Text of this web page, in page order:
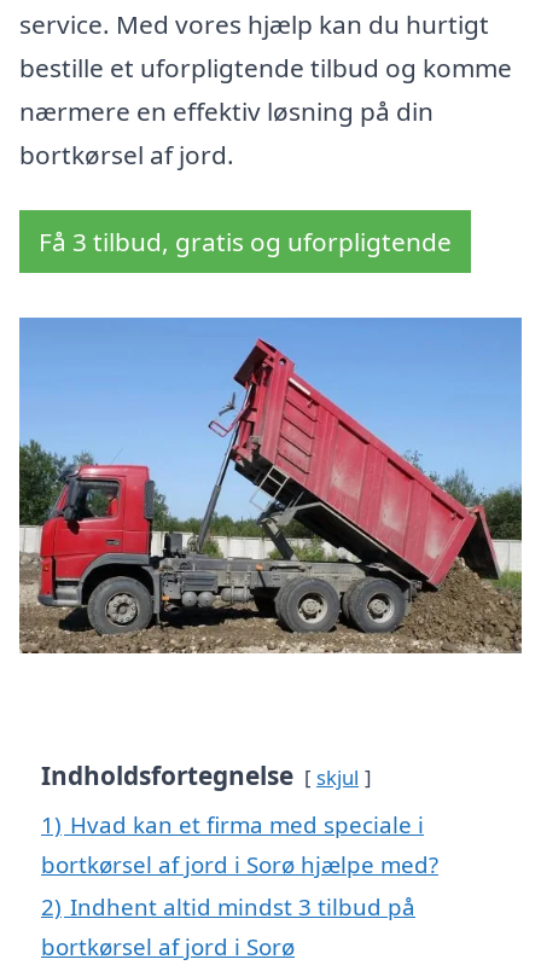
service. Med vores hjælp kan du hurtigt
bestille et uforpligtende tilbud og komme
nærmere en effektiv løsning på din
bortkørsel af jord.
Få 3 tilbud, gratis og uforpligtende
Indholdsfortegnelse skjul
1) Hvad kan et firma med speciale i
bortkørsel af jord i Sorø hjælpe med?
2) Indhent altid mindst 3 tilbud på
bortkørsel af jord i Sorø